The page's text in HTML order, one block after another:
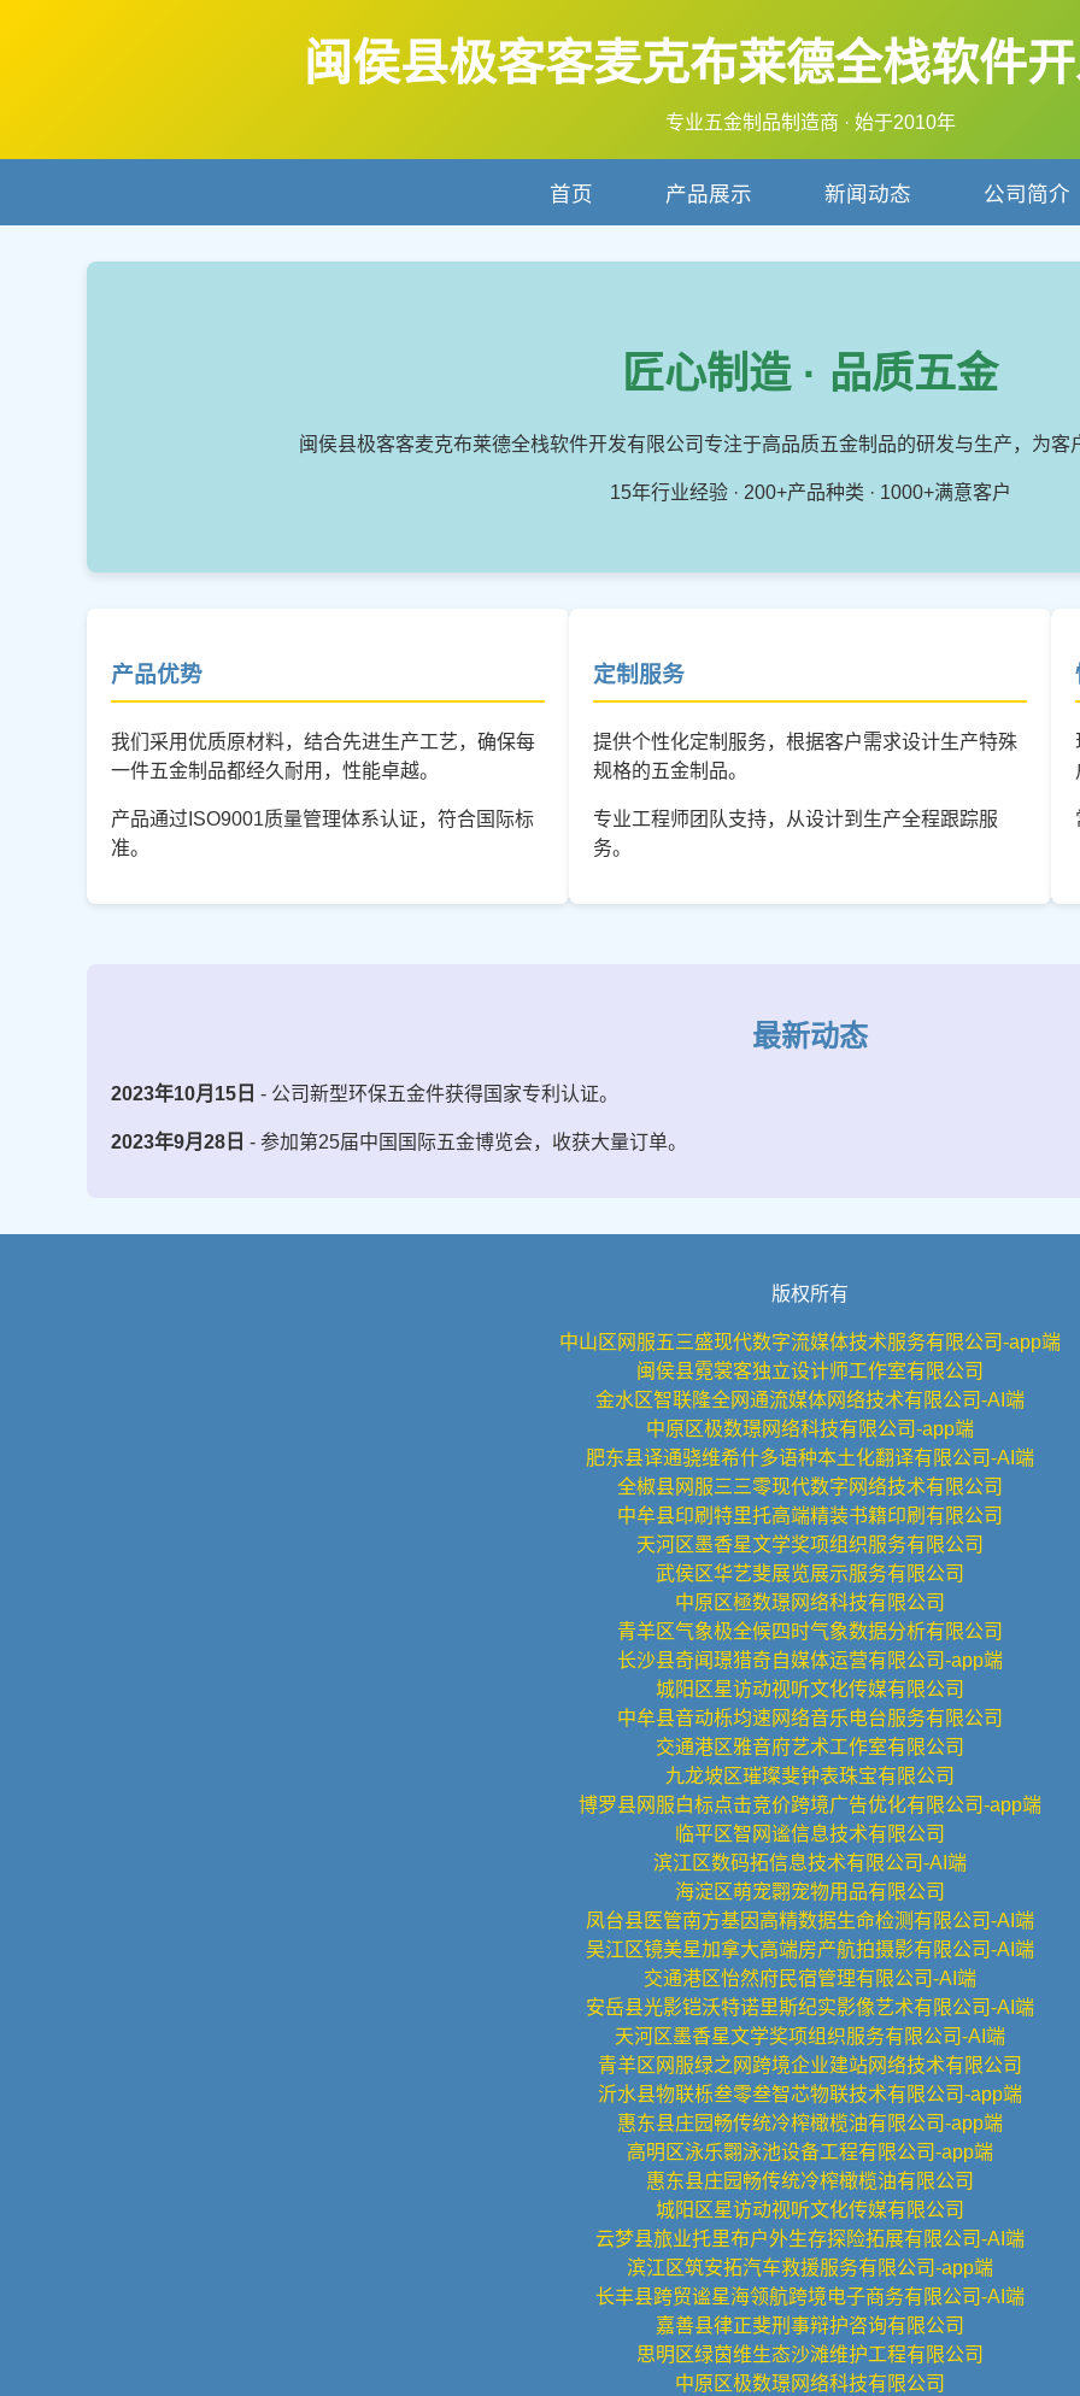
闽侯县极客客麦克布莱德全栈软件
专业五金制品制造商 · 始于2010年
首页 产品展示 新闻动态 公司简介
匠心制造 · 品质五金
闽侯县极客客麦克布莱德全栈软件开发有限公司专注于高品质五金制品的研发与生产，为客
15年行业经验 · 200+产品种类 · 1000+满意客户
产品优势
我们采用优质原材料，结合先进生产工艺，确保每
一件五金制品都经久耐用，性能卓越。
产品通过ISO9001质量管理体系认证，符合国际标
准。
定制服务
提供个性化定制服务，根据客户需求设计生产特殊
规格的五金制品。
专业工程师团队支持，从设计到生产全程跟踪服
务。
最新动态
2023年10月15日 - 公司新型环保五金件获得国家专利认证。
2023年9月28日 - 参加第25届中国国际五金博览会，收获大量订单。
版权所有
中山区网服五三盛现代数字流媒体技术服务有限公司-app端
闽侯县霓裳客独立设计师工作室有限公司
金水区智联隆全网通流媒体网络技术有限公司-AI端
中原区极数璟网络科技有限公司-app端
肥东县译通骁维希什多语种本土化翻译有限公司-AI端
全椒县网服三三零现代数字网络技术有限公司
中牟县印刷特里托高端精装书籍印刷有限公司
天河区墨香星文学奖项组织服务有限公司
武侯区华艺斐展览展示服务有限公司
中原区極数璟网络科技有限公司
青羊区气象极全候四时气象数据分析有限公司
长沙县奇闻璟猎奇自媒体运营有限公司-app端
城阳区星访动视听文化传媒有限公司
中牟县音动栎均速网络音乐电台服务有限公司
交通港区雅音府艺术工作室有限公司
九龙坡区璀璨斐钟表珠宝有限公司
博罗县网服白标点击竞价跨境广告优化有限公司-app端
临平区智网谧信息技术有限公司
滨江区数码拓信息技术有限公司-AI端
海淀区萌宠翾宠物用品有限公司
凤台县医管南方基因高精数据生命检测有限公司-AI端
吴江区镜美星加拿大高端房产航拍摄影有限公司-AI端
交通港区怡然府民宿管理有限公司-AI端
安岳县光影铠沃特诺里斯纪实影像艺术有限公司-AI端
天河区墨香星文学奖项组织服务有限公司-AI端
青羊区网服绿之网跨境企业建站网络技术有限公司
沂水县物联栎叁零叁智芯物联技术有限公司-app端
惠东县庄园畅传统冷榨橄榄油有限公司-app端
高明区泳乐翾泳池设备工程有限公司-app端
惠东县庄园畅传统冷榨橄榄油有限公司
城阳区星访动视听文化传媒有限公司
云梦县旅业托里布户外生存探险拓展有限公司-AI端
滨江区筑安拓汽车救援服务有限公司-app端
长丰县跨贸谧星海领航跨境电子商务有限公司-AI端
嘉善县律正斐刑事辩护咨询有限公司
思明区绿茵维生态沙滩维护工程有限公司
中原区极数璟网络科技有限公司